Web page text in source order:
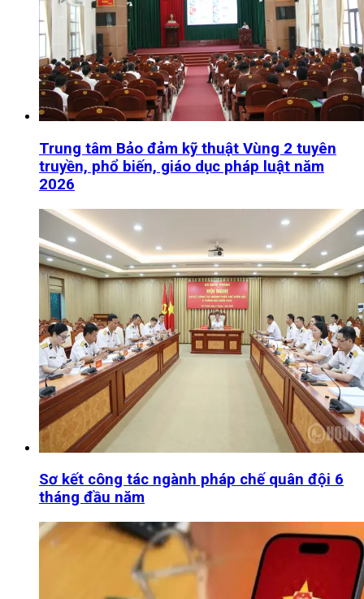
Trung tâm Bảo đảm kỹ thuật Vùng 2 tuyên
truyền, phổ biến, giáo dục pháp luật năm
2026
Sơ kết công tác ngành pháp chế quân đội 6
tháng đầu năm